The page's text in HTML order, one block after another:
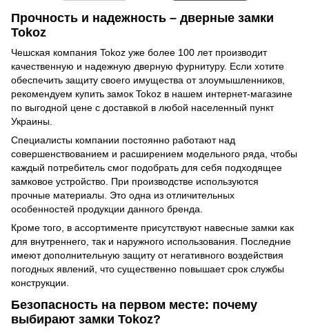
Прочность и надежность – дверные замки
Tokoz
Чешская компания Tokoz уже более 100 лет производит
качественную и надежную дверную фурнитуру. Если хотите
обеспечить защиту своего имущества от злоумышленников,
рекомендуем купить замок Tokoz в нашем интернет-магазине
по выгодной цене с доставкой в любой населенный пункт
Украины.
Специалисты компании постоянно работают над
совершенствованием и расширением модельного ряда, чтобы
каждый потребитель смог подобрать для себя подходящее
замковое устройство. При производстве используются
прочные материалы. Это одна из отличительных
особенностей продукции данного бренда.
Кроме того, в ассортименте присутствуют навесные замки как
для внутреннего, так и наружного использования. Последние
имеют дополнительную защиту от негативного воздействия
погодных явлений, что существенно повышает срок службы
конструкции.
Безопасность на первом месте: почему
выбирают замки Tokoz?